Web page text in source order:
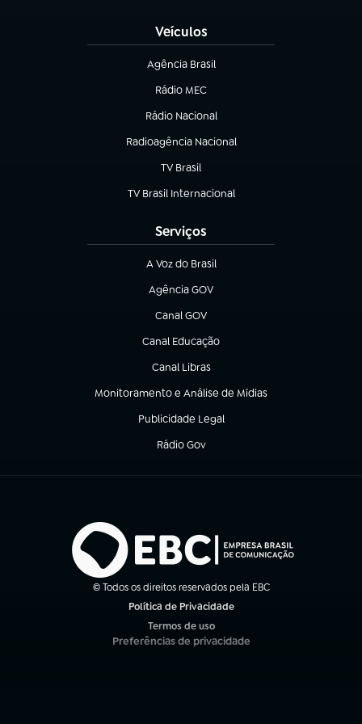
Veículos
Agência Brasil
(abre em nova aba)
Rádio MEC
(abre em nova aba)
Rádio Nacional
Radioagência Nacional
(abre em nova aba)
TV Brasil
(abre em nova aba)
TV Brasil Internacional
(abre em nova aba)
Serviços
A Voz do Brasil
(abre em nova aba)
Agência GOV
(abre em nova aba)
Canal GOV
(abre em nova aba)
Canal Educação
(abre em nova aba)
Canal Libras
(abre em nova aba)
Monitoramento e Análise de Mídias
(abre em nova aba)
Publicidade Legal
(abre em nova aba)
Rádio Gov
(abre em nova aba)
© Todos os direitos reservados pela EBC
Política de Privacidade
Termos de uso
(abre em nova aba)
Preferências de privacidade